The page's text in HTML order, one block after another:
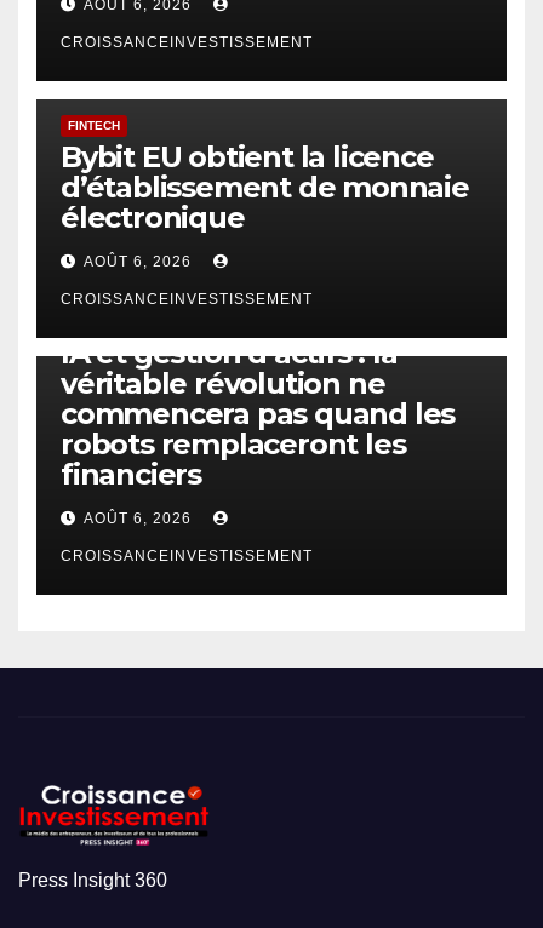
AOÛT 6, 2026
CROISSANCEINVESTISSEMENT
FINTECH
Bybit EU obtient la licence
d’établissement de monnaie
électronique
AOÛT 6, 2026
CROISSANCEINVESTISSEMENT
IA et gestion d’actifs : la
véritable révolution ne
commencera pas quand les
robots remplaceront les
financiers
AOÛT 6, 2026
CROISSANCEINVESTISSEMENT
Press Insight 360